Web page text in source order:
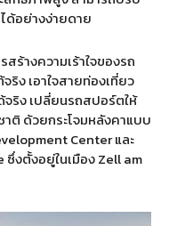
ด้อย่างง่ายดาย
ร้างความเร้าใจของรถ
ง เอาใจสายท่องเที่ยว
ริง เปลี่ยนรถสปอร์ตให้
ติ ด้วยกระโจมหลังคาแบบ
Center และ
งตั้งอยู่ในเมือง Zell am